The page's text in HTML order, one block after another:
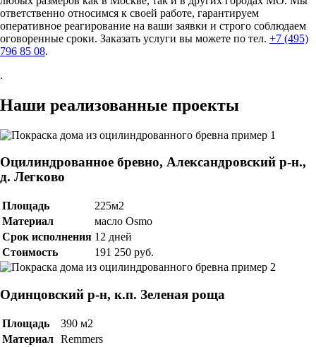
ответственно относимся к своей работе, гарантируем
оперативное реагирование на ваши заявки и строго соблюдаем
оговоренные сроки. Заказать услуги вы можете по тел. +7 (495)
796 85 08.
.
Наши реализованные проекты
Оцилиндрованное бревно, Александровский р-н.,
д. Легково
Площадь
225м2
Материал
масло Osmo
Срок исполнения 12 дней
Стоимость
191 250 руб.
Одинцовский р-н, к.п. Зеленая роща
Площадь
390 м2
Материал Remmers